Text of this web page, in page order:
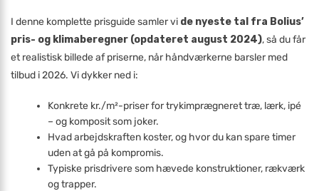
I denne komplette prisguide samler vi de nyeste tal fra Bolius’
pris- og klimaberegner (opdateret august 2024), så du får
et realistisk billede af priserne, når håndværkerne barsler med
tilbud i 2026. Vi dykker ned i:
Konkrete kr./m²-priser for trykimprægneret træ, lærk, ipé
– og komposit som joker.
Hvad arbejdskraften koster, og hvor du kan spare timer
uden at gå på kompromis.
Typiske prisdrivere som hævede konstruktioner, rækværk
og trapper.